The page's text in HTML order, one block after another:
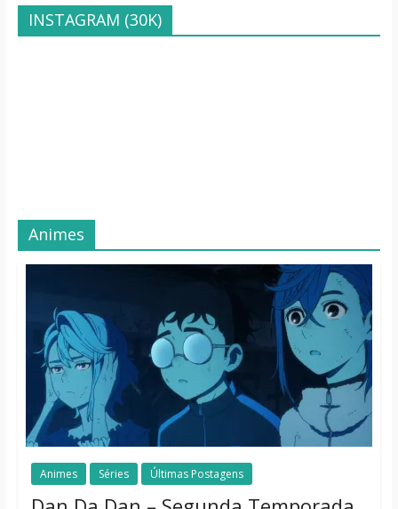
INSTAGRAM (30K)
Animes
Animes Séries Últimas Postagens